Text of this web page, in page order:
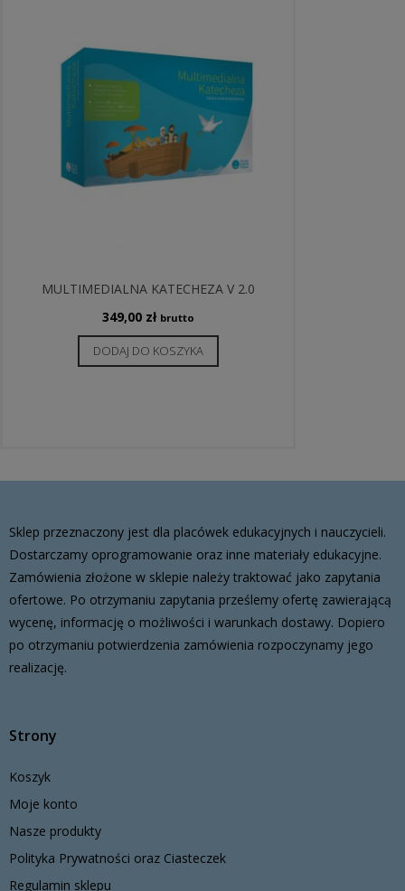
MULTIMEDIALNA KATECHEZA V 2.0
349,00 zł brutto
DODAJ DO KOSZYKA
Sklep przeznaczony jest dla placówek edukacyjnych i nauczycieli.
Dostarczamy oprogramowanie oraz inne materiały edukacyjne.
Zamówienia złożone w sklepie należy traktować jako zapytania
ofertowe. Po otrzymaniu zapytania prześlemy ofertę zawierającą
wycenę, informację o możliwości i warunkach dostawy. Dopiero
po otrzymaniu potwierdzenia zamówienia rozpoczynamy jego
realizację.
Strony
Koszyk
Moje konto
Nasze produkty
Polityka Prywatności oraz Ciasteczek
Regulamin sklepu